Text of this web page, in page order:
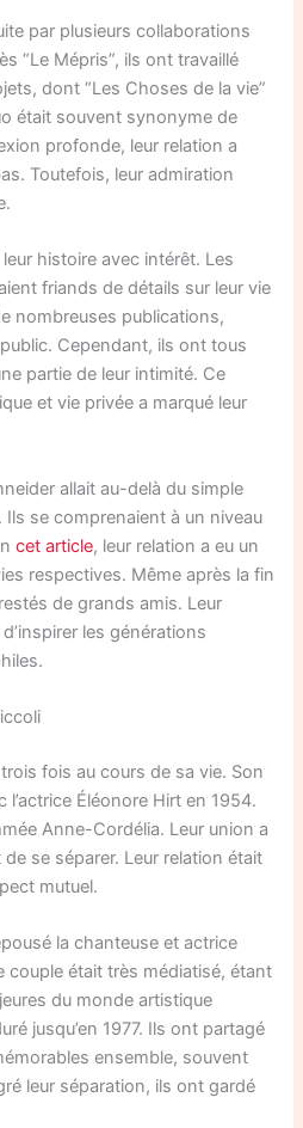
par plusieurs collaborations
“Le Mépris”, ils ont travaillé
dont “Les Choses de la vie”
était souvent synonyme de
profonde, leur relation a
Toutefois, leur admiration
histoire avec intérêt. Les
friands de détails sur leur vie
nombreuses publications,
Cependant, ils ont tous
partie de leur intimité. Ce
et vie privée a marqué leur
allait au-delà du simple
se comprenaient à un niveau
cet article, leur relation a eu un
respectives. Même après la fin
de grands amis. Leur
les générations
fois au cours de sa vie. Son
l’actrice Éléonore Hirt en 1954.
Anne-Cordélia. Leur union a
de se séparer. Leur relation était
mutuel.
la chanteuse et actrice
couple était très médiatisé, étant
du monde artistique
jusqu’en 1977. Ils ont partagé
ensemble, souvent
leur séparation, ils ont gardé